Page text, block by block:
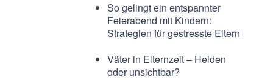
So gelingt ein entspannter
Feierabend mit Kindern:
Strategien für gestresste Eltern
Väter in Elternzeit – Helden
oder unsichtbar?